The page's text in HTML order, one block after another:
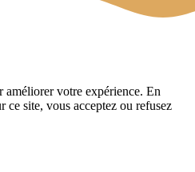
votre expérience. En
site, vous acceptez ou refusez